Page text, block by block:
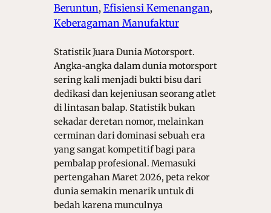
Beruntun, Efisiensi Kemenangan ,
Keberagaman Manufaktur
Statistik Juara Dunia Motorsport.
Angka-angka dalam dunia motorsport
sering kali menjadi bukti bisu dari
dedikasi dan kejeniusan seorang atlet
di lintasan balap. Statistik bukan
sekadar deretan nomor, melainkan
cerminan dari dominasi sebuah era
yang sangat kompetitif bagi para
pembalap profesional. Memasuki
pertengahan Maret 2026, peta rekor
dunia semakin menarik untuk di
bedah karena munculnya